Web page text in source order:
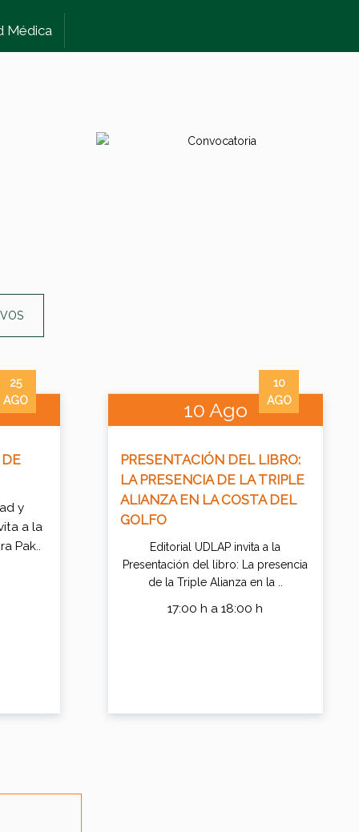
Médica
25
AGO
y
a la
Pak..
10
AGO
10 Ago
PRESENTACIÓN DEL LIBRO:
LA PRESENCIA DE LA TRIPLE
ALIANZA EN LA COSTA DEL
GOLFO
Editorial UDLAP invita a la
Presentación del libro: La presencia
de la Triple Alianza en la ..
17:00 h a 18:00 h